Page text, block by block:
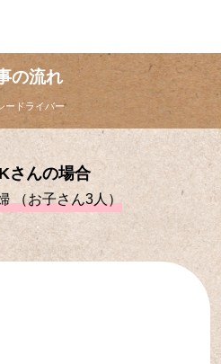
の流れ
ードライバー
さんの場合
（お子さん3人）